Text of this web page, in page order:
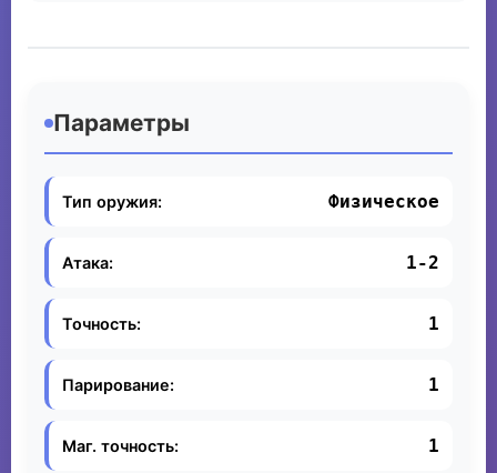
Параметры
Тип оружия: Физическое
Атака: 1-2
Точность: 1
Парирование: 1
Маг. точность: 1